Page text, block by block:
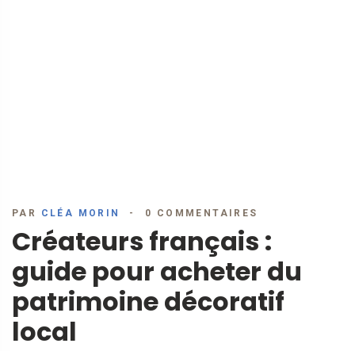
PAR CLÉA MORIN 0 COMMENTAIRES
Créateurs français :
guide pour acheter du
patrimoine décoratif
local